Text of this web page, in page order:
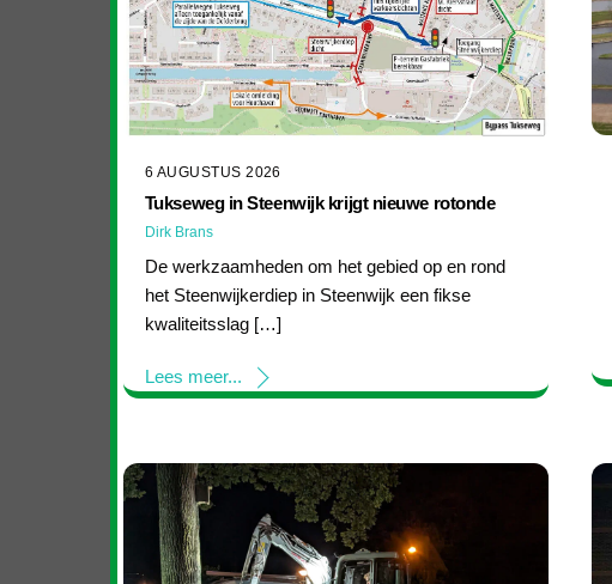
6 AUGUSTUS 2026
Tukseweg in Steenwijk krijgt nieuwe rotonde
Dirk Brans
De werkzaamheden om het gebied op en rond
het Steenwijkerdiep in Steenwijk een fikse
kwaliteitsslag […]
Lees meer...